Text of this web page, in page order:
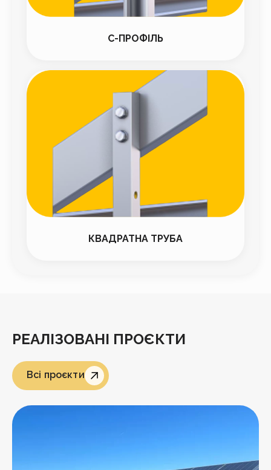
С-ПРОФІЛЬ
КВАДРАТНА ТРУБА
РЕАЛІЗОВАНІ ПРОЄКТИ
Всі проєкти